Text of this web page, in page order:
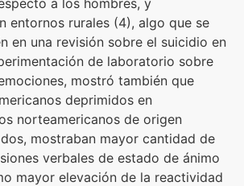
a los hombres, y
entornos rurales (4), algo que se
en una revisión sobre el suicidio en
de laboratorio sobre
mostró también que
deprimidos en
norteamericanos de origen
mostraban mayor cantidad de
verbales de estado de ánimo
mayor elevación de la reactividad